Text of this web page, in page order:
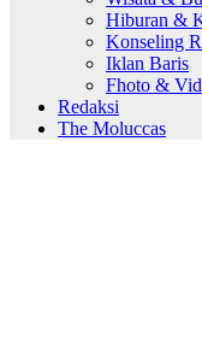
Hiburan &
Konseling
Iklan Baris
Fhoto &
Redaksi
The Moluccas